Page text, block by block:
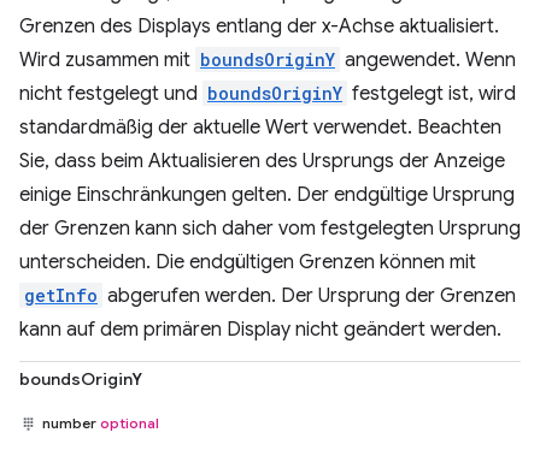
Grenzen des Displays entlang der x-Achse aktualisiert.
Wird zusammen mit boundsOriginY angewendet. Wenn
nicht festgelegt und boundsOriginY festgelegt ist, wird
standardmäßig der aktuelle Wert verwendet. Beachten
Sie, dass beim Aktualisieren des Ursprungs der Anzeige
einige Einschränkungen gelten. Der endgültige Ursprung
der Grenzen kann sich daher vom festgelegten Ursprung
unterscheiden. Die endgültigen Grenzen können mit
getInfo abgerufen werden. Der Ursprung der Grenzen
kann auf dem primären Display nicht geändert werden.
boundsOriginY
number optional